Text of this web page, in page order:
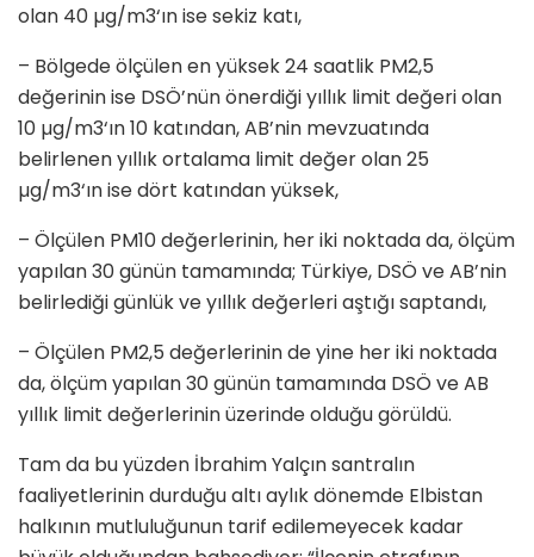
olan 40 µg/m3‘ın ise sekiz katı,
– Bölgede ölçülen en yüksek 24 saatlik PM2,5
değerinin ise DSÖ’nün önerdiği yıllık limit değeri olan
10 µg/m3‘ın 10 katından, AB’nin mevzuatında
belirlenen yıllık ortalama limit değer olan 25
µg/m3‘ın ise dört katından yüksek,
– Ölçülen PM10 değerlerinin, her iki noktada da, ölçüm
yapılan 30 günün tamamında; Türkiye, DSÖ ve AB’nin
belirlediği günlük ve yıllık değerleri aştığı saptandı,
– Ölçülen PM2,5 değerlerinin de yine her iki noktada
da, ölçüm yapılan 30 günün tamamında DSÖ ve AB
yıllık limit değerlerinin üzerinde olduğu görüldü.
Tam da bu yüzden İbrahim Yalçın santralın
faaliyetlerinin durduğu altı aylık dönemde Elbistan
halkının mutluluğunun tarif edilemeyecek kadar